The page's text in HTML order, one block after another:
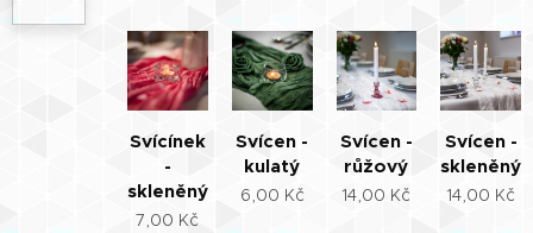
Svícínek
-
skleněný
7,00 Kč
Svícen -
kulatý
6,00 Kč
Svícen -
růžový
14,00 Kč
Svícen -
skleněný
14,00 Kč